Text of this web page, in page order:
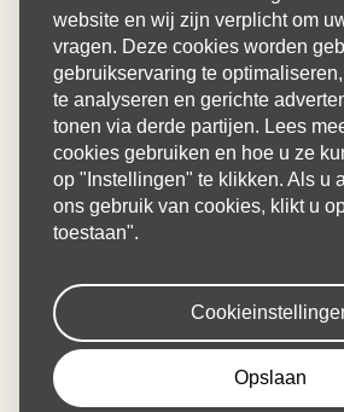
website en wij zijn verplicht om
vragen. Deze cookies worden
gebruikservaring te
te analyseren en gerichte
tonen via derde partijen. Lees
cookies gebruiken en hoe u ze
op "Instellingen" te klikken. Als u
ons gebruik van cookies, klikt u
toestaan".
Opslaan